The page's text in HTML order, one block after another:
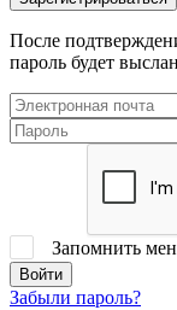
После
пароль будет
Запомнить
Забыли пароль?